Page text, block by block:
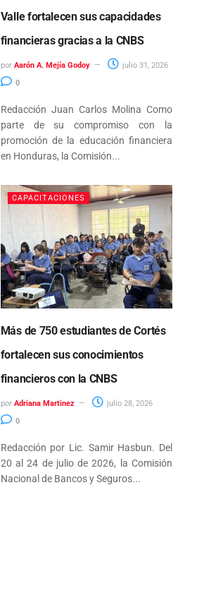
Valle fortalecen sus capacidades
financieras gracias a la CNBS
por Aarón A. Mejía Godoy
julio 31, 2026
0
Redacción Juan Carlos Molina Como
parte de su compromiso con la
promoción de la educación financiera
en Honduras, la Comisión...
CAPACITACIONES
Más de 750 estudiantes de Cortés
fortalecen sus conocimientos
financieros con la CNBS
por Adriana Martinez
julio 28, 2026
0
Redacción por Lic. Samir Hasbun. Del
20 al 24 de julio de 2026, la Comisión
Nacional de Bancos y Seguros...